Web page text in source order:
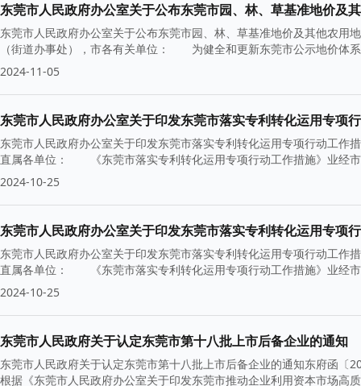
东莞市人民政府办公室关于公布东莞市园、林、草基准地价及
东莞市人民政府办公室关于公布东莞市园、林、草基准地价及其他农
（街道办事处），市各有关单位： 为健全和更新东莞市公示地价体
2024-11-05
东莞市人民政府办公室关于印发东莞市落实专利转化运用专项
东莞市人民政府办公室关于印发东莞市落实专利转化运用专项行动工
直属各单位： 《东莞市落实专利转化运用专项行动工作措施》业经
2024-10-25
东莞市人民政府办公室关于印发东莞市落实专利转化运用专项
东莞市人民政府办公室关于印发东莞市落实专利转化运用专项行动工
直属各单位： 《东莞市落实专利转化运用专项行动工作措施》业经
2024-10-25
东莞市人民政府关于认定东莞市第十八批上市后备企业的通知
东莞市人民政府关于认定东莞市第十八批上市后备企业的通知东府
根据《东莞市人民政府办公室关于印发东莞市推动企业利用资本市场高